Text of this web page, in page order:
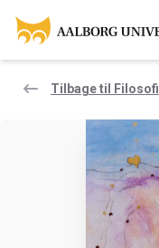
Tilbage til Filosofi